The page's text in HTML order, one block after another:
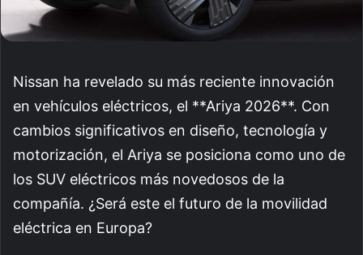
Nissan ha revelado su más reciente innovación
en vehículos eléctricos, el **Ariya 2026**. Con
cambios significativos en diseño, tecnología y
motorización, el Ariya se posiciona como uno de
los SUV eléctricos más novedosos de la
compañía. ¿Será este el futuro de la movilidad
eléctrica en Europa?